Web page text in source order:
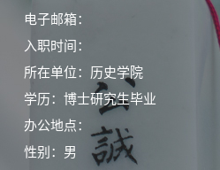
电子邮箱：
入职时间：
所在单位：历史学院
学历：博士研究生毕业
办公地点：
性别：男